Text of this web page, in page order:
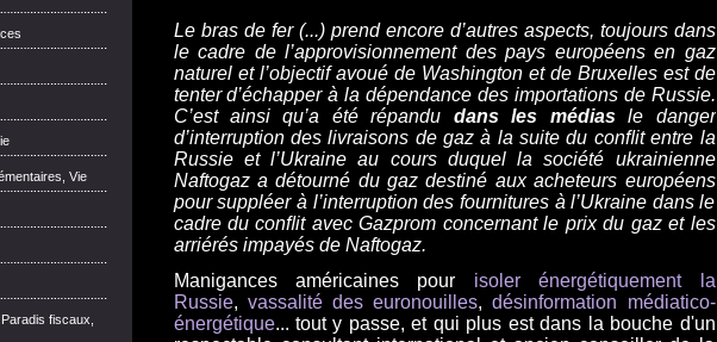
Vie
fiscaux,
Le bras de fer (...) prend encore d’autres aspects, toujours dans
le cadre de l’approvisionnement des pays européens en gaz
naturel et l’objectif avoué de Washington et de Bruxelles est de
tenter d’échapper à la dépendance des importations de Russie.
C’est ainsi qu’a été répandu dans les médiasle danger
d’interruption des livraisons de gaz à la suite du conﬂit entre la
Russie et l’Ukraine au cours duquel la société ukrainienne
Naftogaz a détourné du gaz destiné aux acheteurs européens
pour suppléer à l’interruption des fournitures à l’Ukraine dans le
cadre du conﬂit avec Gazprom concernant le prix du gaz et les
arriérés impayés de Naftogaz.
Manigances américaines pour isoler énergétiquement la
Russie, vassalité des euronouilles,désinformation médiatico-
énergétique... tout y passe, et qui plus est dans la bouche d'un